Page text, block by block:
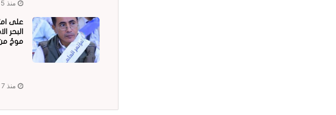
منذ 5 أيام
على
البحر
موجٌ
منذ 7 أيام